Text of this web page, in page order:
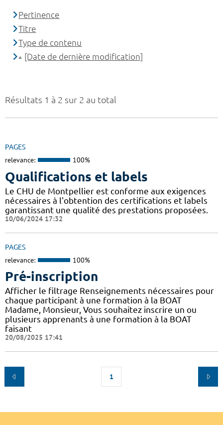
Résultats 1 à 2 sur 2 au total
PAGES
relevance: 100%
Qualifications et labels
Le CHU de Montpellier est conforme aux exigences
nécessaires à l'obtention des certifications et labels
garantissant une qualité des prestations proposées.
10/06/2024 17:32
PAGES
relevance: 100%
Pré-inscription
Afficher le filtrage Renseignements nécessaires pour
chaque participant à une formation à la BOAT
Madame, Monsieur, Vous souhaitez inscrire un ou
plusieurs apprenants à une formation à la BOAT
faisant
20/08/2025 17:41
1
Pertinence
Titre
Type de contenu
[Date de dernière modification]